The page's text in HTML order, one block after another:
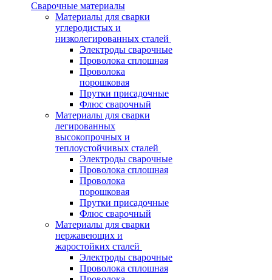
Сварочные материалы
Материалы для сварки
углеродистых и
низколегированных сталей
Электроды сварочные
Проволока сплошная
Проволока
порошковая
Прутки присадочные
Флюс сварочный
Материалы для сварки
легированных
высокопрочных и
теплоустойчивых сталей
Электроды сварочные
Проволока сплошная
Проволока
порошковая
Прутки присадочные
Флюс сварочный
Материалы для сварки
нержавеющих и
жаростойких сталей
Электроды сварочные
Проволока сплошная